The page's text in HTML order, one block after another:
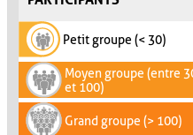
Petit groupe (< 30)
Moyen groupe (entre
et 100)
Grand groupe (> 100)